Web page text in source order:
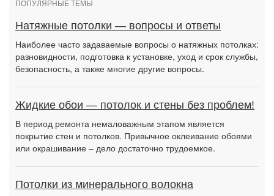
ПОПУЛЯРНЫЕ ТЕМЫ
Натяжные потолки — вопросы и ответы
Наиболее часто задаваемые вопросы о натяжных потолках:
разновидности, подготовка к установке, уход и срок службы,
безопасность, а также многие другие вопросы.
Жидкие обои — потолок и стены без проблем!
В период ремонта немаловажным этапом является
покрытие стен и потолков. Привычное оклеивание обоями
или окрашивание – дело достаточно трудоемкое.
Потолки из минерального волокна